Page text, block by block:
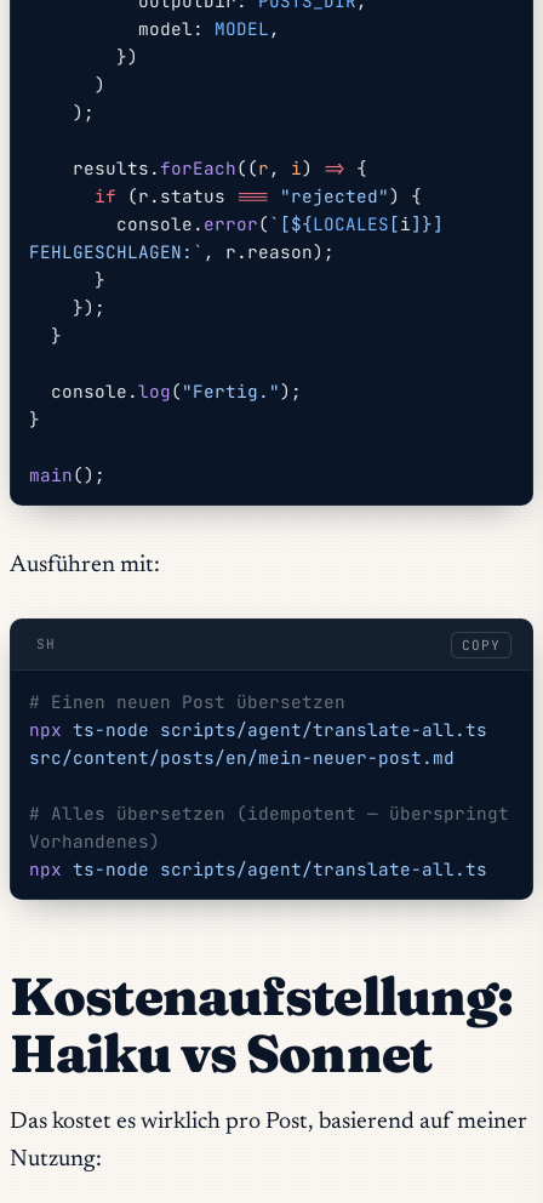
          model:
MODEL ,
        })
      )
    );
    results.
forEach((r , i) => {
      if
(r.status === "rejected") {
        console.
error( `[${LOCALES [i] }]
FEHLGESCHLAGEN:` , r.reason);
      }
    });
  }
  console.
log( "Fertig.");
}
main();
Ausführen mit:
SH COPY
# Einen neuen Post übersetzen
npx ts-node scripts/agent/translate-all.ts
src/content/posts/en/mein-neuer-post.md
# Alles übersetzen (idempotent — überspringt
Vorhandenes)
npx ts-node scripts/agent/translate-all.ts
Kostenaufstellung:
Haiku vs Sonnet
Das kostet es wirklich pro Post, basierend auf meiner
Nutzung: